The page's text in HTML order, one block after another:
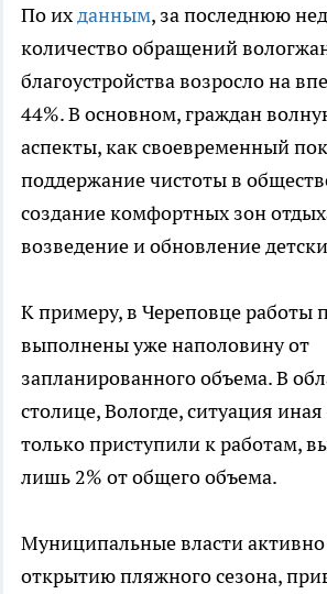
По ихданным, за последнюю
количество обращений
благоустройства возросло на
44%. В основном, граждан
аспекты, как своевременный
поддержание чистоты в
создание комфортных зон
возведение и обновление
К примеру, в Череповце работы
выполнены уже наполовину от
запланированного объема. В
столице, Вологде, ситуация
только приступили к работам,
лишь 2% от общего объема.
Муниципальные власти активно
открытию пляжного сезона,